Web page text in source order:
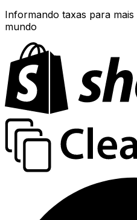
Informando taxas para
mundo